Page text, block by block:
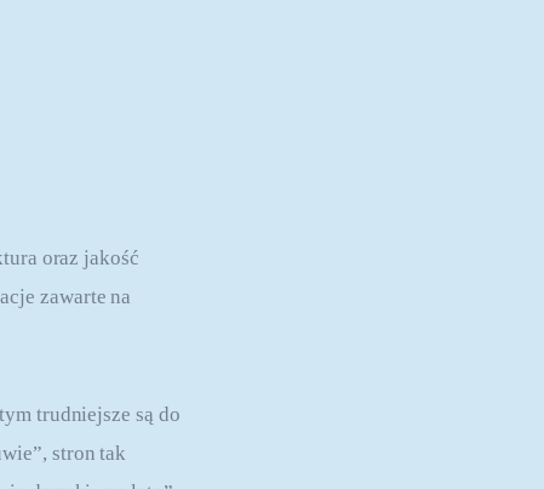
oraz jakość
zawarte na
trudniejsze są do
stron tak